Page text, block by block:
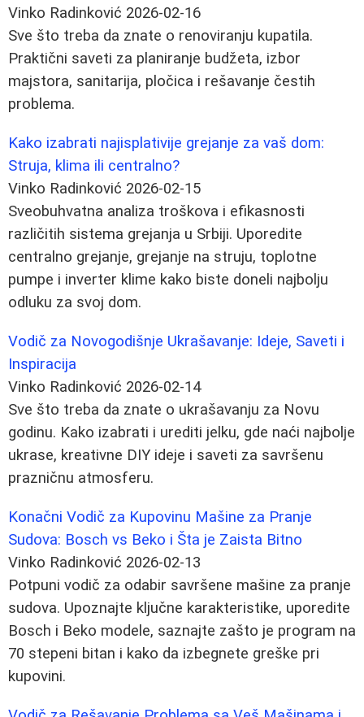
Vinko Radinković 2026-02-16
Sve što treba da znate o renoviranju kupatila.
Praktični saveti za planiranje budžeta, izbor
majstora, sanitarija, pločica i rešavanje čestih
problema.
Kako izabrati najisplativije grejanje za vaš dom:
Struja, klima ili centralno?
Vinko Radinković 2026-02-15
Sveobuhvatna analiza troškova i efikasnosti
različitih sistema grejanja u Srbiji. Uporedite
centralno grejanje, grejanje na struju, toplotne
pumpe i inverter klime kako biste doneli najbolju
odluku za svoj dom.
Vodič za Novogodišnje Ukrašavanje: Ideje, Saveti i
Inspiracija
Vinko Radinković 2026-02-14
Sve što treba da znate o ukrašavanju za Novu
godinu. Kako izabrati i urediti jelku, gde naći najbolje
ukrase, kreativne DIY ideje i saveti za savršenu
prazničnu atmosferu.
Konačni Vodič za Kupovinu Mašine za Pranje
Sudova: Bosch vs Beko i Šta je Zaista Bitno
Vinko Radinković 2026-02-13
Potpuni vodič za odabir savršene mašine za pranje
sudova. Upoznajte ključne karakteristike, uporedite
Bosch i Beko modele, saznajte zašto je program na
70 stepeni bitan i kako da izbegnete greške pri
kupovini.